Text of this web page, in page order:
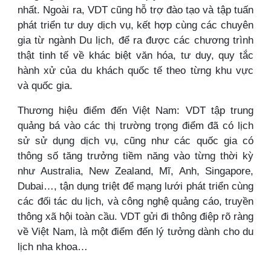
nhất. Ngoài ra, VDT cũng hỗ trợ đào tạo và tập tuấn
phát triển tư duy dịch vụ, kết hợp cùng các chuyên
gia từ ngành Du lịch, để ra được các chương trình
thật tinh tế về khác biệt văn hóa, tư duy, quy tắc
hành xử của du khách quốc tế theo từng khu vực
và quốc gia.
Thương hiệu điểm đến Việt Nam: VDT tập trung
quảng bá vào các thị trường trọng điểm đã có lịch
sử sử dụng dịch vụ, cũng như các quốc gia có
thông số tăng trưởng tiềm năng vào từng thời kỳ
như Australia, New Zealand, Mĩ, Anh, Singapore,
Dubai…, tận dụng triệt để mạng lưới phát triển cùng
các đối tác du lịch, và công nghệ quảng cáo, truyền
thông xã hội toàn cầu. VDT gửi đi thông điệp rõ ràng
về Việt Nam, là một điểm đến lý tưởng dành cho du
lịch nha khoa…